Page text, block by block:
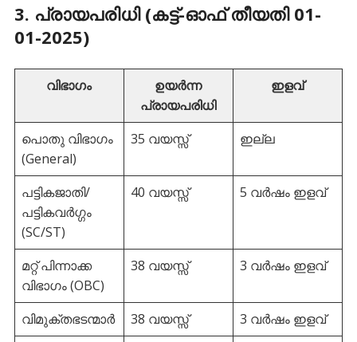
​3. പ്രായപരിധി (കട്ട്-ഓഫ് തീയതി 01-
01-2025)
വിഭാഗം
ഉയർന്ന
പ്രായപരിധി
ഇളവ്
പൊതു വിഭാഗം
(General)
35 വയസ്സ് ഇല്ല
പട്ടികജാതി/
പട്ടികവർഗ്ഗം
(SC/ST)
40 വയസ്സ് 5 വർഷം ഇളവ്
മറ്റ് പിന്നാക്ക
വിഭാഗം (OBC)
38 വയസ്സ് 3 വർഷം ഇളവ്
വിമുക്തഭടന്മാർ 38 വയസ്സ്
3 വർഷം ഇളവ്